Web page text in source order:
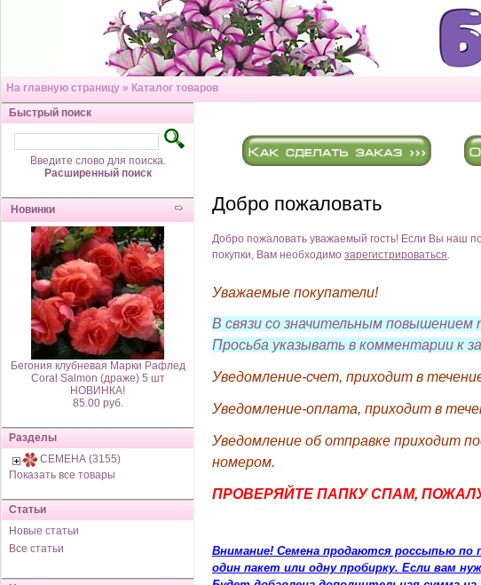
На главную страницу » Каталог товаров
Быстрый поиск
Введите слово для поиска.
Расширенный поиск
Новинки
Бегония клубневая Марки Рафлед
Coral Salmon (драже) 5 шт
НОВИНКА!
85.00 руб.
Разделы
СЕМЕНА (3155)
Показать все товары
Статьи
Новые статьи
Все статьи
Добро пожаловать
Добро пожаловать уважаемый гость! Если Вы наш
покупки, Вам необходимо зарегистрироваться.
Уважаемые покупатели!
В связи со значительным
Просьба указывать в комментарии к
Уведомление-счет, приходит в
Уведомление-оплата, приходит в
Уведомление об отправке приходит
номером.
ПРОВЕРЯЙТЕ ПАПКУ СПАМ,
Внимание! Семена продаются россыпью по
один пакет или одну пробирку. Если вам